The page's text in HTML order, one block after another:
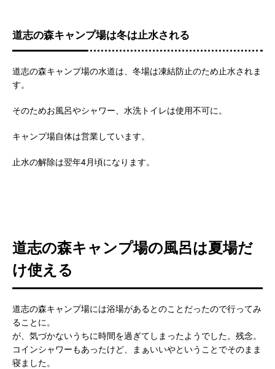
道志の森キャンプ場は冬は止水される
道志の森キャンプ場の水道は、冬場は凍結防止のため止水されま
す。
そのためお風呂やシャワー、水洗トイレは使用不可に。
キャンプ場自体は営業しています。
止水の解除は翌年4月頃になります。
道志の森キャンプ場の風呂は夏場だ
け使える
道志の森キャンプ場には浴場があるとのことだったので行ってみ
ることに。
が、気づかないうちに時間を過ぎてしまったようでした。残念。
コインシャワーもあったけど、まぁいいやということでそのまま
寝ました。